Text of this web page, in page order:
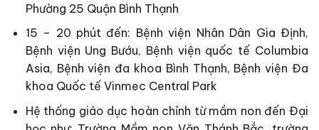
Phường 25 Quận Bình Thạnh
15 – 20 phút đến: Bệnh viện Nhân Dân Gia Định,
Bệnh viện Ung Bướu, Bệnh viện quốc tế Columbia
Asia, Bệnh viện đa khoa Bình Thạnh, Bệnh viện Đa
khoa Quốc tế Vinmec Central Park
Hệ thống giáo dục hoàn chỉnh từ mầm non đến Đại